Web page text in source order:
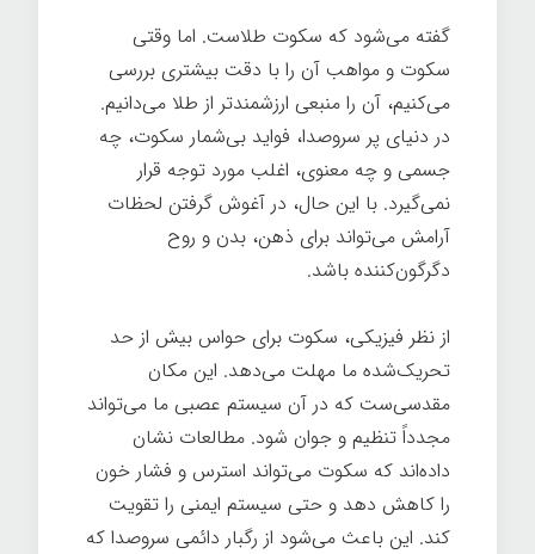
گفته می‌شود که سکوت طلاست. اما وقتی
سکوت و مواهب آن را با دقت بیشتری بررسی
می‌کنیم، آن را منبعی ارزشمندتر از طلا می‌دانیم.
در دنیای پر سروصدا، فواید بی‌شمار سکوت، چه
جسمی و چه معنوی، اغلب مورد توجه قرار
نمی‌گیرد. با این حال، در آغوش گرفتن لحظات
آرامش می‌تواند برای ذهن، بدن و روح
دگرگون‌کننده باشد.
از نظر فیزیکی، سکوت برای حواس بیش از حد
تحریک‌شده ما مهلت می‌دهد. این مکان
مقدسی‌ست که در آن سیستم عصبی ما می‌تواند
مجدداً تنظیم و جوان شود. مطالعات نشان
داده‌اند که سکوت می‌تواند استرس و فشار خون
را کاهش دهد و حتی سیستم ایمنی را تقویت
کند. این باعث می‌شود از رگبار دائمی سروصدا که